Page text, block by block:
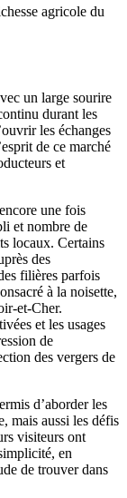
agricole du
un large sourire
durant les
les échanges
de ce marché
et
une fois
et nombre de
locaux. Certains
des
filières parfois
à la noisette,
et-Cher.
et les usages
de
des vergers de
d’aborder les
mais aussi les défis
visiteurs ont
en
de trouver dans